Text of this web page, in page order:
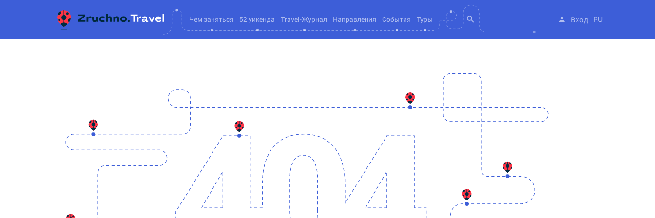
Чем заняться 52 уикенда Travel-Журнал Направления События Туры Вход RU